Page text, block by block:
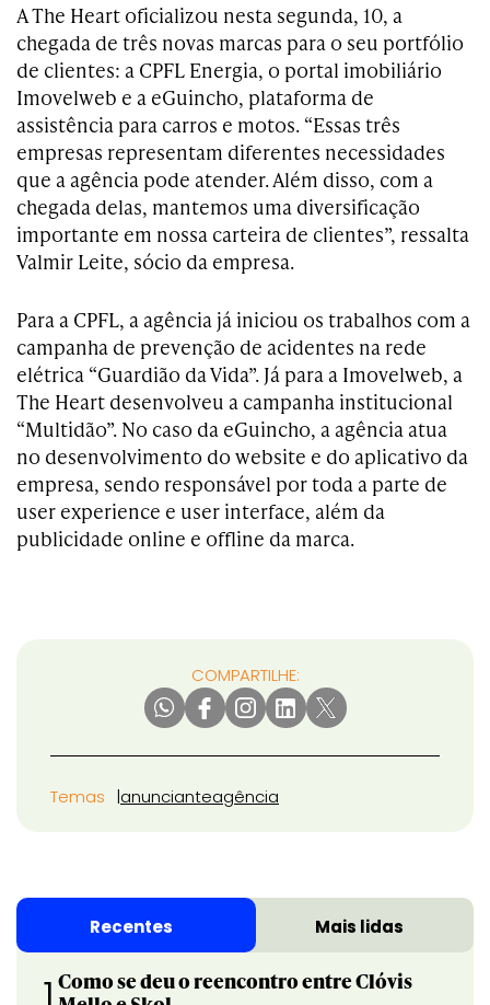
A The Heart oficializou nesta segunda, 10, a
chegada de três novas marcas para o seu portfólio
de clientes: a CPFL Energia, o portal imobiliário
Imovelweb e a eGuincho, plataforma de
assistência para carros e motos. “Essas três
empresas representam diferentes necessidades
que a agência pode atender. Além disso, com a
chegada delas, mantemos uma diversificação
importante em nossa carteira de clientes”, ressalta
Valmir Leite, sócio da empresa.
Para a CPFL, a agência já iniciou os trabalhos com a
campanha de prevenção de acidentes na rede
elétrica “Guardião da Vida”. Já para a Imovelweb, a
The Heart desenvolveu a campanha institucional
“Multidão”. No caso da eGuincho, a agência atua
no desenvolvimento do website e do aplicativo da
empresa, sendo responsável por toda a parte de
user experience e user interface, além da
publicidade online e offline da marca.
COMPARTILHE:
Temas anuncianteagência
Recentes Mais lidas
Como se deu o reencontro entre Clóvis